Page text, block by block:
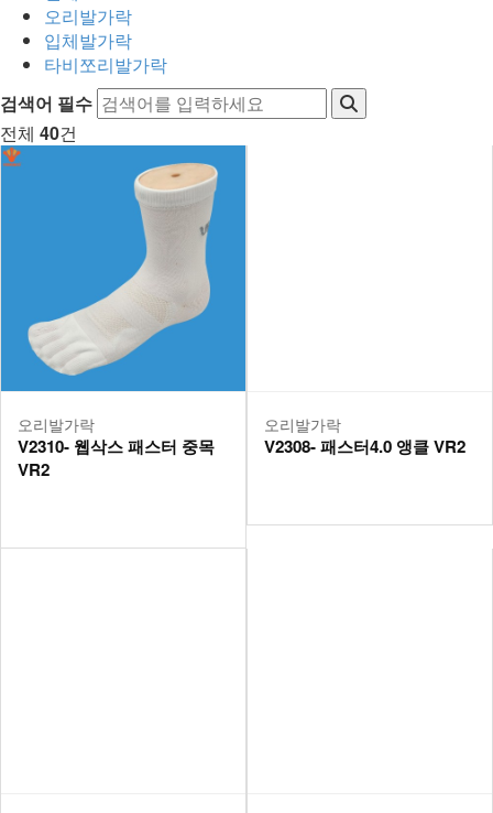
토탈스포츠
요가/필라테스
의류/악세서리
오리발가락
입체발가락
타비쪼리발가락
검색어 필수
전체 40건
오리발가락
V2310- 웹삭스 패스터 중목
VR2
오리발가락
V2308- 패스터4.0 앵클 VR2